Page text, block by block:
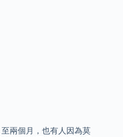
兩個月，也有人因為莫